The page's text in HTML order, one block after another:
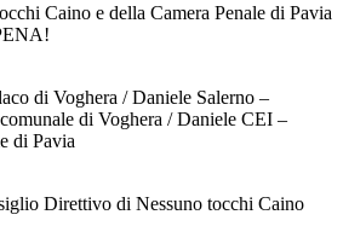
Caino e della Camera Penale di Pavia
di Voghera / Daniele Salerno –
di Voghera / Daniele CEI –
di Pavia
Direttivo di Nessuno tocchi Caino